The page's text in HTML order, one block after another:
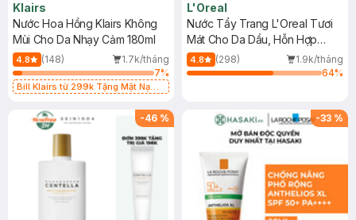
Klairs
Nước Hoa Hồng Klairs Không
Mùi Cho Da Nhạy Cảm 180ml
4.8 (148)
1.7k/tháng
7%
Bill Klairs từ 299k Tặng Mặt Nạ
25ml (SL Có Hạn)
L'Oreal
Nước Tẩy Trang L'Oreal Tươi
Mát Cho Da Dầu, Hỗn Hợp
400ml
4.8 (298)
1.9k/tháng
64%
-46 % -33 %